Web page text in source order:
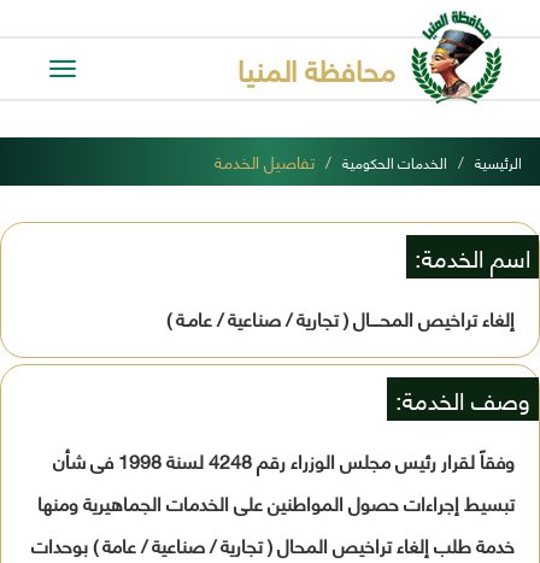
Toggle
محافظة المنيا
الرئيسية الخدمات الحكومية تفاصيل الخدمة
اسم الخدمة:
إلغاء تراخيص المحــــال ( تجارية / صناعية / عامـة )
وصف الخدمة:
وفقاً لقرار رئيس مجلس الوزراء رقم 4248 لسنة 1998 فى شأن
تبسيط إجراءات حصول المواطنين على الخدمات الجماهيرية ومنها
خدمة طلب إلغاء تراخيص المحال ( تجارية / صناعية / عامة ) بوحدات